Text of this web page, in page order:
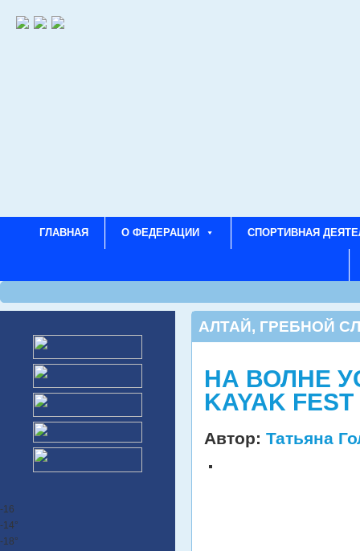
ГЛАВНАЯ О ФЕДЕРАЦИИ СПОРТИВНАЯ
-16
-14°
-18°
АЛТАЙ, ГРЕБНОЙ
НА ВОЛНЕ
KAYAK
Автор: Татьяна